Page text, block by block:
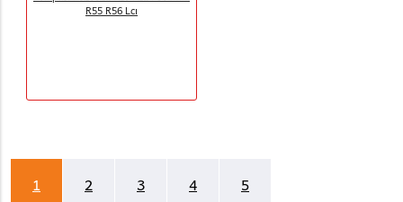
R55 R56 Lcı
1 2 3 4 5